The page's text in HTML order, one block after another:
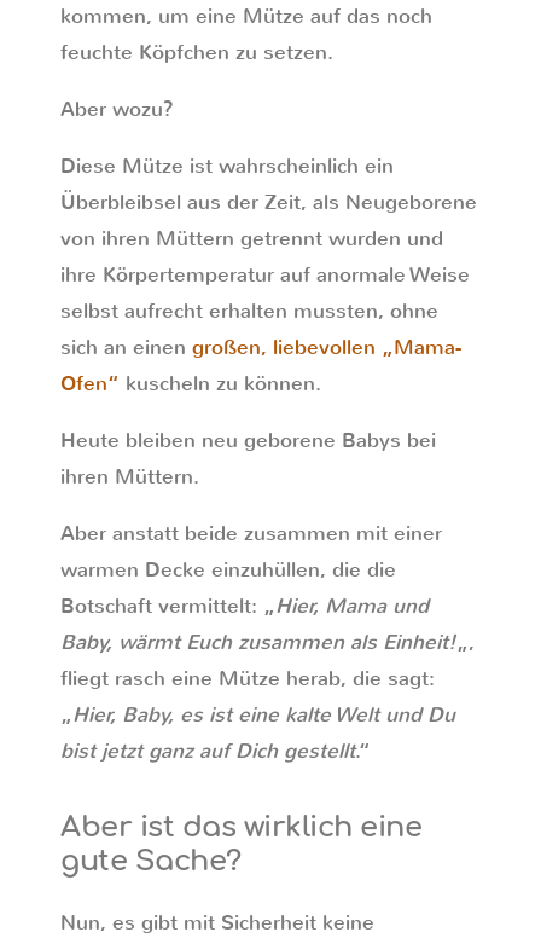
kommen, um eine Mütze auf das noch
feuchte Köpfchen zu setzen.
Aber wozu?
Diese Mütze ist wahrscheinlich ein
Überbleibsel aus der Zeit, als Neugeborene
von ihren Müttern getrennt wurden und
ihre Körpertemperatur auf anormale Weise
selbst aufrecht erhalten mussten, ohne
sich an einen großen, liebevollen „Mama-
Ofen“ kuscheln zu können.
Heute bleiben neu geborene Babys bei
ihren Müttern.
Aber anstatt beide zusammen mit einer
warmen Decke einzuhüllen, die die
Botschaft vermittelt: „Hier, Mama und
Baby, wärmt Euch zusammen als Einheit!„,
fliegt rasch eine Mütze herab, die sagt:
„Hier, Baby, es ist eine kalte Welt und Du
bist jetzt ganz auf Dich gestellt.“
Aber ist das wirklich eine
gute Sache?
Nun, es gibt mit Sicherheit keine